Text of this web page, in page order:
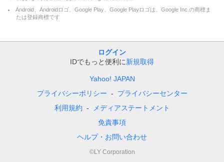
Android、Androidロゴ、Google Play、Google Playロゴは、Google Inc.の商標ま
たは登録商標です
ログイン
IDでもっと便利に新規取得
Yahoo! JAPAN
プライバシーポリシー
プライバシーセンター
利用規約
メディアステートメント
免責事項
ヘルプ・お問い合わせ
©LY Corporation